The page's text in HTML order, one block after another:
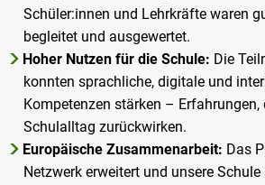
Schüler:innen und Lehrkräfte waren
begleitet und ausgewertet.
Hoher Nutzen für die Schule: Die
konnten sprachliche, digitale und
Kompetenzen stärken –
Schulalltag zurückwirken.
Europäische Zusammenarbeit: Das
Netzwerk erweitert und unsere